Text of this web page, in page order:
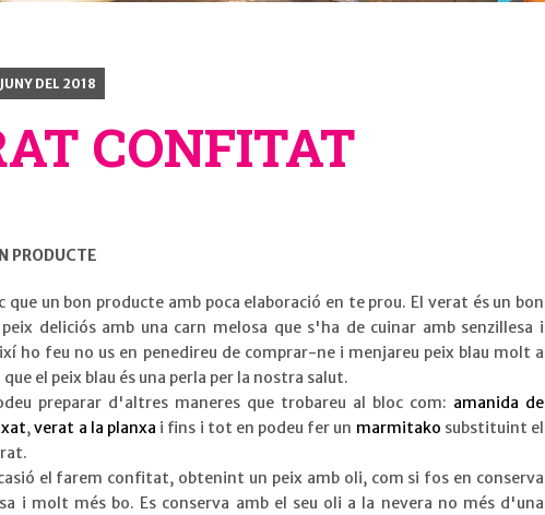
DEL 2018
CONFITAT
PRODUCTE
que un bon producte amb poca elaboració en te prou. El verat és un bon
deliciós amb una carn melosa que s'ha de cuinar amb senzillesa i
ho feu no us en penedireu de comprar-ne i menjareu peix blau molt a
que el peix blau és una perla per la nostra salut.
preparar d'altres maneres que trobareu al bloc com: amanida de
,verat a la planxa i fins i tot en podeu fer un marmitako substituint el
el farem confitat, obtenint un peix amb oli, com si fos en conserva
i molt més bo. Es conserva amb el seu oli a la nevera no més d'una